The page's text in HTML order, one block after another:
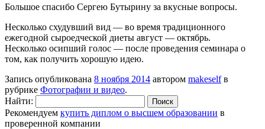
Большое спасибо Сергею Бутырину за вкусные вопросы.
Несколько схудувший вид — во время традиционного
ежегодной сыроедческой диеты август — октябрь.
Несколько осипший голос — после проведения семинара о
том, как получить хорошую идею.
Запись опубликована 8 ноября 2014 автором makeselfв
рубрике Фотографии и видео.
Найти:
Рекомендуем купить диплом о высшем образовании в
проверенной компании